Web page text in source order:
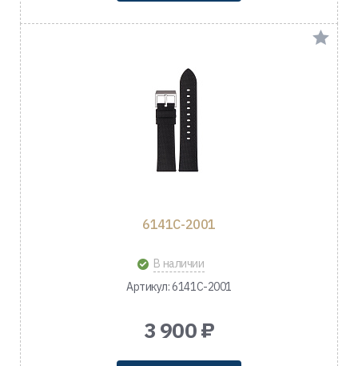
6141C-2001
В наличии
Артикул: 6141C-2001
3 900 ₽